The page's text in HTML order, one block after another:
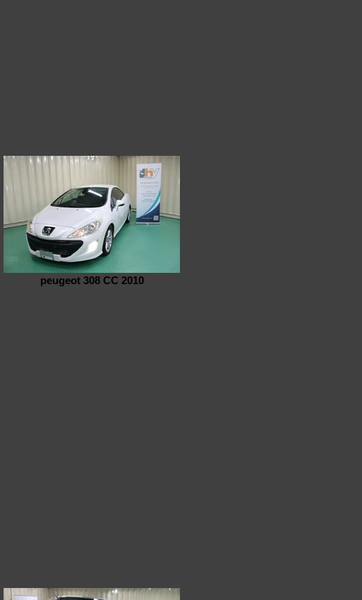
peugeot 308 CC 2010